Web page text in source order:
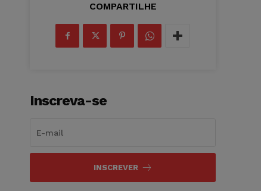
COMPARTILHE
Inscreva-se
INSCREVER